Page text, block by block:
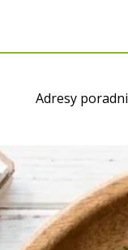
Adresy poradni